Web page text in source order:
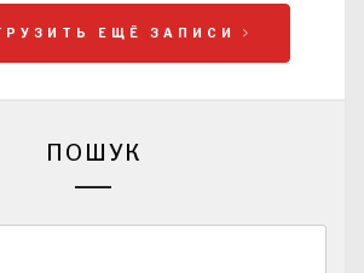
ЕЩЁ ЗАПИСИ
ПОШУК